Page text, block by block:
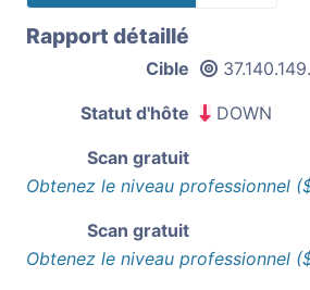
Rapport détaillé
Cible
Statut d'hôte DOWN
Scan gratuit
Obtenez le niveau professionnel
Scan gratuit
Obtenez le niveau professionnel